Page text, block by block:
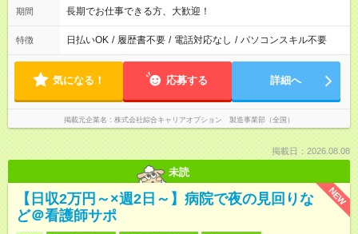
期間 長期でお仕事できる方、大歓迎！
特徴 日払いOK / 履歴書不要 / 電話対応なし / パソコンスキル不要
気になる！ 応募する 詳細へ
掲載元企業名 株式会社綜合キャリアオプション 製造事業部（全国）
掲載日：2026.08.08
未読
NEW
【日収2万円～×週2日～】病院で夜の見回りな
ど＠看護師サポ